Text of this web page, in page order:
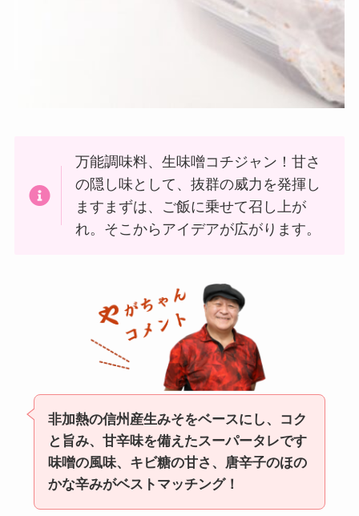
万能調味料、生味噌コチジャン！甘さ
の隠し味として、抜群の威力を発揮し
ますまずは、ご飯に乗せて召し上が
れ。そこからアイデアが広がります。
非加熱の信州産生みそをベースにし、コク
と旨み、甘辛味を備えたスーパータレです
味噌の風味、キビ糖の甘さ、唐辛子のほの
かな辛みがベストマッチング！